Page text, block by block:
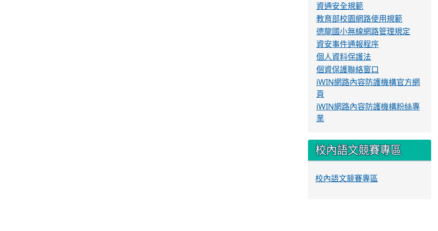
資通安全規範
教育部校園網路使用規範
德龍國小無線網路管理規定
資安事件通報程序
個人資料保護法
個資保護聯絡窗口
iWIN網路內容防護機構官方網
頁
iWIN網路內容防護機構粉絲專
業
校內語文競賽專區
校內語文競賽專區